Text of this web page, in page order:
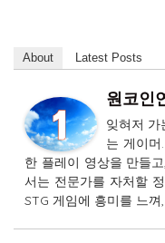
About Latest Posts
원코인
잊혀저 가
는 게이
한 플레이 영상을 만들
서는 전문가를 자처할
STG 게임에 흥미를 느